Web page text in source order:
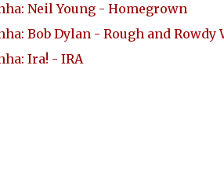
Neil Young - Homegrown
Bob Dylan - Rough and Rowdy
Ira! - IRA